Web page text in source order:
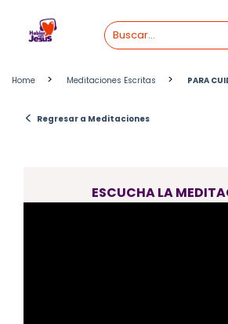
content
Home > Meditaciones Escritas > PARA
< Regresar a Meditaciones
ESCUCHA LA